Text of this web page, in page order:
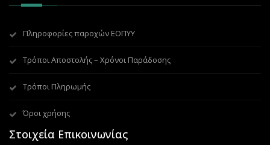
Πληροφορίες παροχών ΕΟΠΥΥ
Τρόποι Αποστολής – Χρόνοι Παράδοσης
Τρόποι Πληρωμής
Όροι χρήσης
Στοιχεία Επικοινωνίας